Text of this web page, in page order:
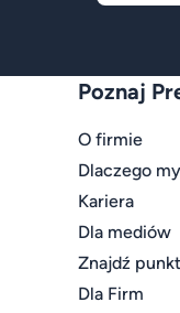
Poznaj
O firmie
Dlaczego
Kariera
Dla mediów
Znajdź
Dla Firm